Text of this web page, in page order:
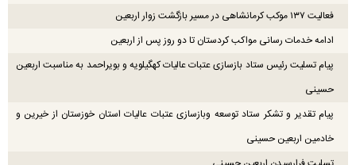
فعالیت ۱۳۷ موکب کرمانشاهی در مسیر بازگشت زوار اربعین
ادامه خدمات رسانی مواکب کردستان تا دو روز پس از اربعین
پیام تسلیت رئیس ستاد بازسازی عتبات عالیات کهگیلویه و بویراحمد به مناسبت اربعین
حسینی
پیام تقدیر و تشکر ستاد توسعه وبازسازی عتبات عالیات استان خوزستان از خیرین و
خادمین اربعین حسینی